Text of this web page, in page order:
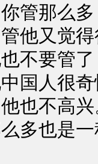
管那么
他又觉
不要管
国人很
也不高
多也是